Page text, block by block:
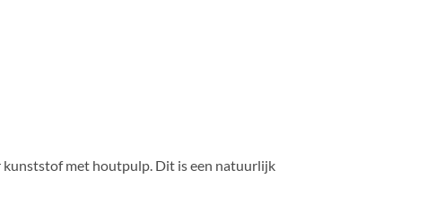
kunststof met houtpulp. Dit is een natuurlijk